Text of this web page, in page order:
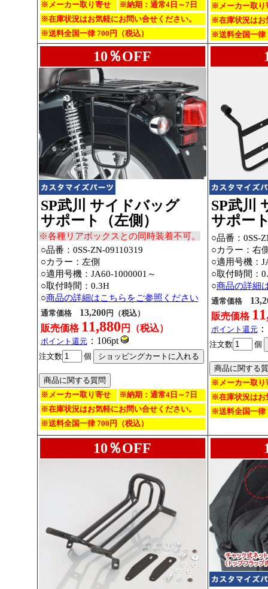
※メーカー取り寄せ
※納期：通常4日～7日
※在庫状況はお気軽にお問い合せください。
※送料全国一律 700円（税込）
※メーカー取り
※在庫状況はお
※送料全国一律
10％OFF
SP武川 サイドバッグ
サポート（左側）
※各種リアボックスとの同時装着不可。
○品番：0SS-ZN-09110319
○カラー：左側
○適用号機：JA60-1000001～
○取付時間：0.3H
○商品の詳細はこちらをご参照ください
通常価格 13,200円（税込）
販売価格 11,880 円（税込）
ポイント還元：106pt
注文数 個
※メーカー取り寄せ
※納期：通常4日～7日
※在庫状況はお気軽にお問い合せください。
※送料全国一律 700円（税込）
SP武川
サポー
○品番：0SS-
○カラー：右
○適用号機：
○取付時間：
○商品の詳細
通常価格
販売価格
ポイント還元
注文数 個
※メーカー取り
※在庫状況はお
※送料全国一律
10％OFF